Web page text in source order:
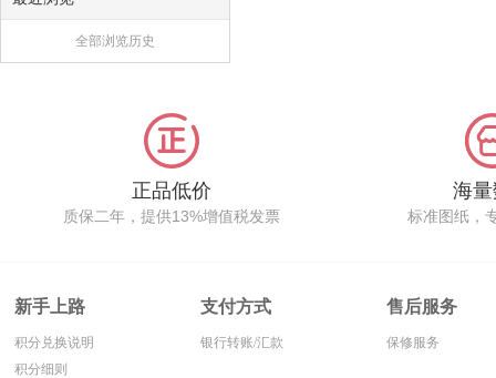
全部浏览历史
正品低价
质保二年，提供13%增值税发票
海
标准图纸，
新手上路
积分兑换说明
积分细则
支付方式
银行转账/汇款
售后服务
保修服务